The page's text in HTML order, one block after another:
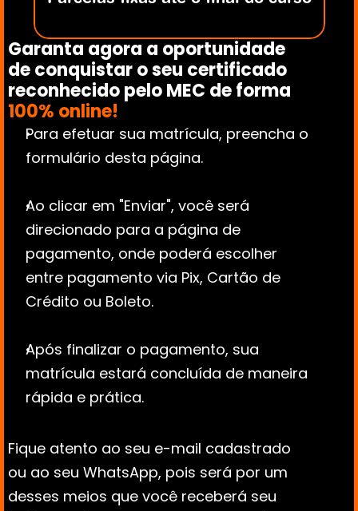
Garanta agora a oportunidade
de conquistar o seu certificado
100% online!
Para efetuar sua matrícula, preencha o
formulário desta página.
Ao clicar em "Enviar", você será
direcionado para a página de
pagamento, onde poderá escolher
entre pagamento via Pix, Cartão de
Crédito ou Boleto.
Após finalizar o pagamento, sua
matrícula estará concluída de maneira
rápida e prática.
Fique atento ao seu e-mail cadastrado
ou ao seu WhatsApp, pois será por um
desses meios que você receberá seu